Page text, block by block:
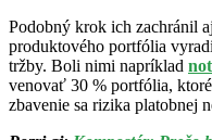
Podobný krok ich zachránil
produktového portfólia
tržby. Boli nimi napríklad
venovať 30 % portfólia,
zbavenie sa rizika platobnej